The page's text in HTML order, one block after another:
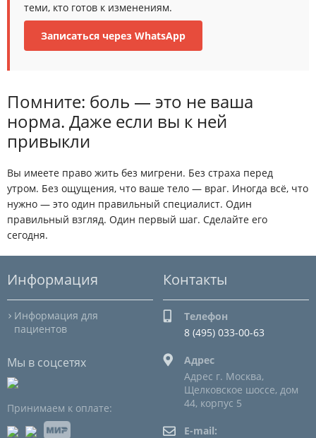
теми, кто готов к изменениям.
Записаться через WhatsApp
Помните: боль — это не ваша
норма. Даже если вы к ней
привыкли
Вы имеете право жить без мигрени. Без страха перед
утром. Без ощущения, что ваше тело — враг. Иногда всё, что
нужно — это один правильный специалист. Один
правильный взгляд. Один первый шаг. Сделайте его
сегодня.
Информация
Информация для
пациентов
Мы в соцсетях
Принимаем к оплате:
Контакты
Телефон
8 (495) 033-00-63
Адрес
Адрес г. Москва,
Щелковское шоссе, дом
44, корпус 5
E-mail: